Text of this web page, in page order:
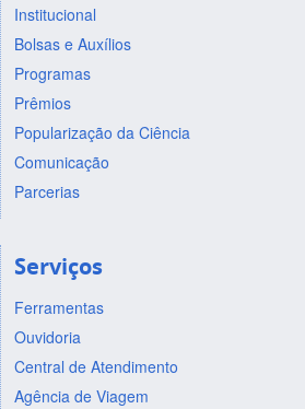
Institucional
Bolsas e Auxílios
Programas
Prêmios
Popularização da Ciência
Comunicação
Parcerias
Serviços
Ferramentas
Ouvidoria
Central de Atendimento
Agência de Viagem